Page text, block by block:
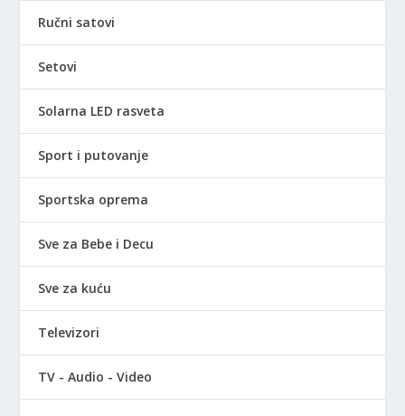
Ručni satovi
Setovi
Solarna LED rasveta
Sport i putovanje
Sportska oprema
Sve za Bebe i Decu
Sve za kuću
Televizori
TV - Audio - Video